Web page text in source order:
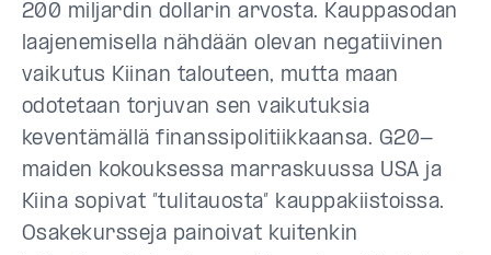
200 miljardin dollarin arvosta. Kauppasodan
laajenemisella nähdään olevan negatiivinen
vaikutus Kiinan talouteen, mutta maan
odotetaan torjuvan sen vaikutuksia
keventämällä finanssipolitiikkaansa. G20-
maiden kokouksessa marraskuussa USA ja
Kiina sopivat ”tulitauosta” kauppakiistoissa.
Osakekursseja painoivat kuitenkin